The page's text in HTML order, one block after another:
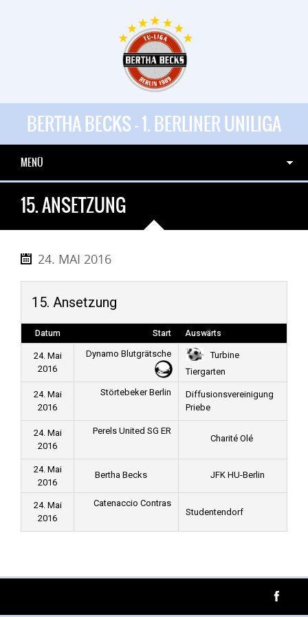
BERTHA BECKS - 1. BERLINER UNILIGA
MENÜ
15. ANSETZUNG
24. MAI 2016
15. Ansetzung
Datum Start Auswärts
24. Mai
2016
Dynamo Blutgrätsche
Turbine
Tiergarten
24. Mai
2016
Störtebeker Berlin
Diffusionsvereinigung
Priebe
24. Mai
2016
Perels United SG ER
Charité Olé
24. Mai
2016
Bertha Becks JFK HU-Berlin
24. Mai
2016
Catenaccio Contras
Studentendorf